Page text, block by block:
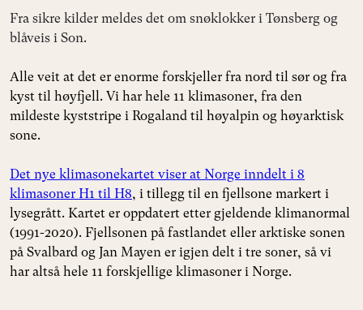
Fra sikre kilder meldes det om snøklokker i Tønsberg og
blåveis i Son.
Alle veit at det er enorme forskjeller fra nord til sør og fra
kyst til høyfjell. Vi har hele 11 klimasoner, fra den
mildeste kyststripe i Rogaland til høyalpin og høyarktisk
sone.
Det nye klimasonekartet viser at Norge inndelt i 8
klimasoner H1 til H8, i tillegg til en fjellsone markert i
lysegrått. Kartet er oppdatert etter gjeldende klimanormal
(1991-2020). Fjellsonen på fastlandet eller arktiske sonen
på Svalbard og Jan Mayen er igjen delt i tre soner, så vi
har altså hele 11 forskjellige klimasoner i Norge.